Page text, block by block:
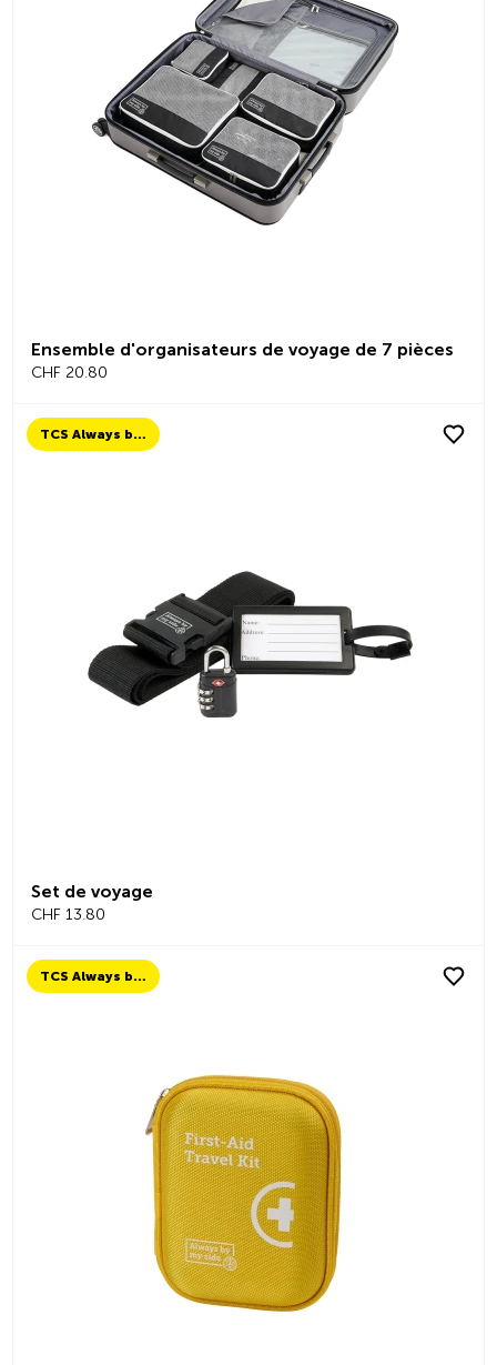
Ensemble d'organisateurs de voyage de 7 pièces
CHF 20.80
TCS Always by my side
Set de voyage
CHF 13.80
TCS Always by my side